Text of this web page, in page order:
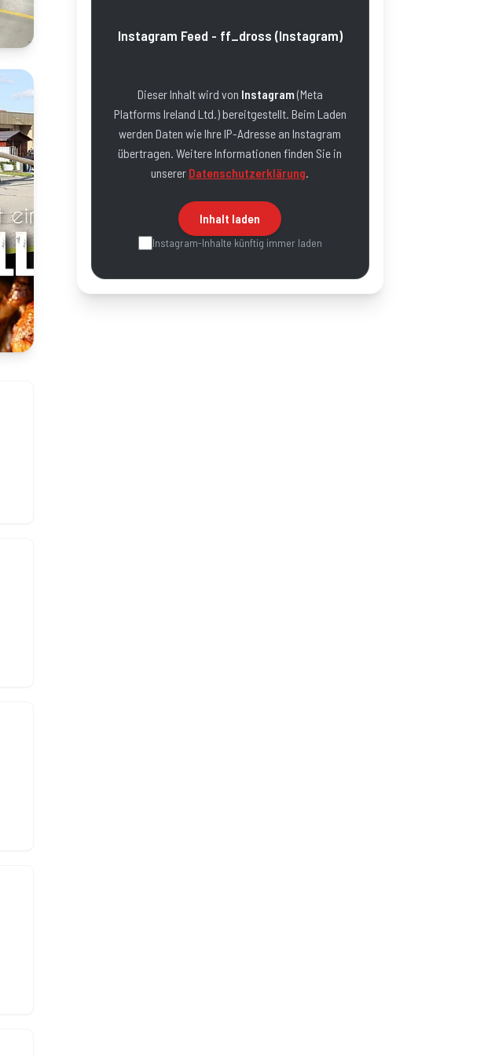
Instagram Feed - ff_dross (Instagram)
Dieser Inhalt wird von Instagram(Meta
Platforms Ireland Ltd. ) bereitgestellt. Beim Laden
werden Daten wie Ihre IP-Adresse an Instagram
übertragen. Weitere Informationen finden Sie in
unserer Datenschutzerklärung
Inhalt laden
Instagram-Inhalte künftig immer laden